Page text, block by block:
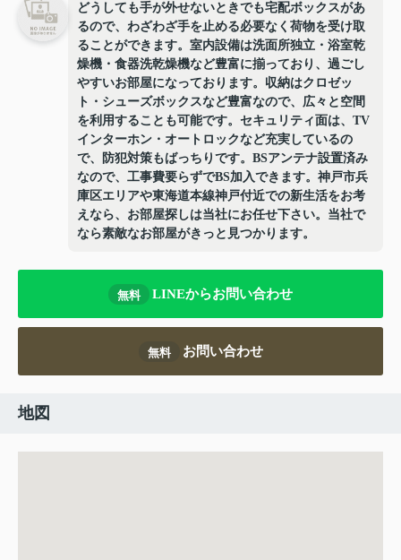
どうしても手が外せないときでも宅配ボックスがあ
るので、わざわざ手を止める必要なく荷物を受け取
ることができます。室内設備は洗面所独立・浴室乾
燥機・食器洗乾燥機など豊富に揃っており、過ごし
やすいお部屋になっております。収納はクロゼッ
ト・シューズボックスなど豊富なので、広々と空間
を利用することも可能です。セキュリティ面は、TV
インターホン・オートロックなど充実しているの
で、防犯対策もばっちりです。BSアンテナ設置済み
なので、工事費要らずでBS加入できます。神戸市兵
庫区エリアや東海道本線神戸付近での新生活をお考
えなら、お部屋探しは当社にお任せ下さい。当社で
なら素敵なお部屋がきっと見つかります。
無料 LINEからお問い合わせ
無料 お問い合わせ
地図